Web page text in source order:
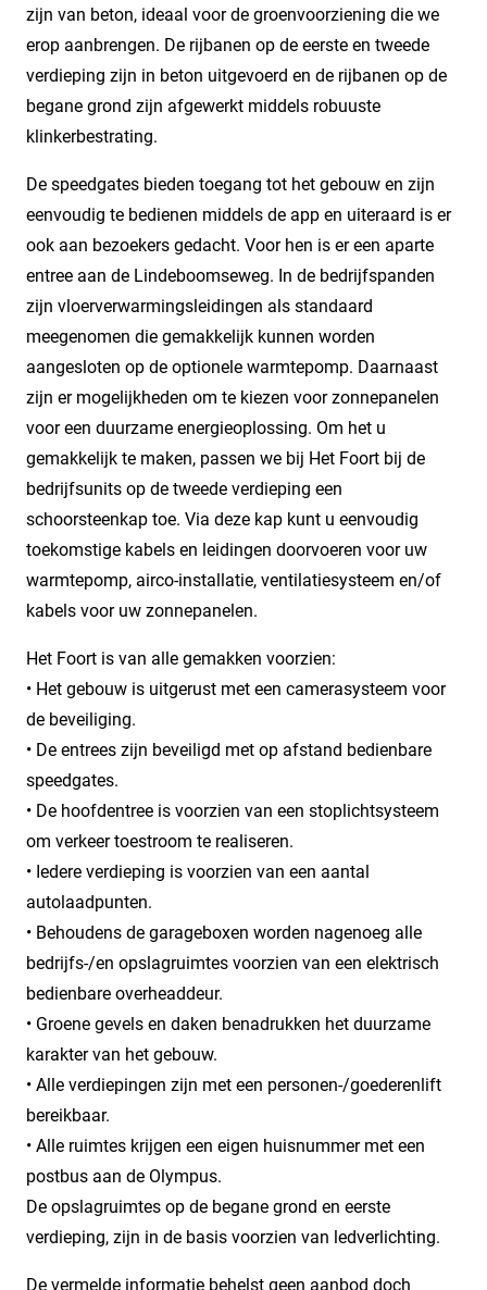
zijn van beton, ideaal voor de groenvoorziening die we
erop aanbrengen. De rijbanen op de eerste en tweede
verdieping zijn in beton uitgevoerd en de rijbanen op de
begane grond zijn afgewerkt middels robuuste
klinkerbestrating.
De speedgates bieden toegang tot het gebouw en zijn
eenvoudig te bedienen middels de app en uiteraard is er
ook aan bezoekers gedacht. Voor hen is er een aparte
entree aan de Lindeboomseweg. In de bedrijfspanden
zijn vloerverwarmingsleidingen als standaard
meegenomen die gemakkelijk kunnen worden
aangesloten op de optionele warmtepomp. Daarnaast
zijn er mogelijkheden om te kiezen voor zonnepanelen
voor een duurzame energieoplossing. Om het u
gemakkelijk te maken, passen we bij Het Foort bij de
bedrijfsunits op de tweede verdieping een
schoorsteenkap toe. Via deze kap kunt u eenvoudig
toekomstige kabels en leidingen doorvoeren voor uw
warmtepomp, airco-installatie, ventilatiesysteem en/of
kabels voor uw zonnepanelen.
Het Foort is van alle gemakken voorzien:
• Het gebouw is uitgerust met een camerasysteem voor
de beveiliging.
• De entrees zijn beveiligd met op afstand bedienbare
speedgates.
• De hoofdentree is voorzien van een stoplichtsysteem
om verkeer toestroom te realiseren.
• Iedere verdieping is voorzien van een aantal
autolaadpunten.
• Behoudens de garageboxen worden nagenoeg alle
bedrijfs-/en opslagruimtes voorzien van een elektrisch
bedienbare overheaddeur.
• Groene gevels en daken benadrukken het duurzame
karakter van het gebouw.
• Alle verdiepingen zijn met een personen-/goederenlift
bereikbaar.
• Alle ruimtes krijgen een eigen huisnummer met een
postbus aan de Olympus.
De opslagruimtes op de begane grond en eerste
verdieping, zijn in de basis voorzien van ledverlichting.
De vermelde informatie behelst geen aanbod doch